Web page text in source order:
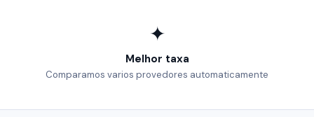
✦
Melhor taxa
Comparamos varios provedores automaticamente